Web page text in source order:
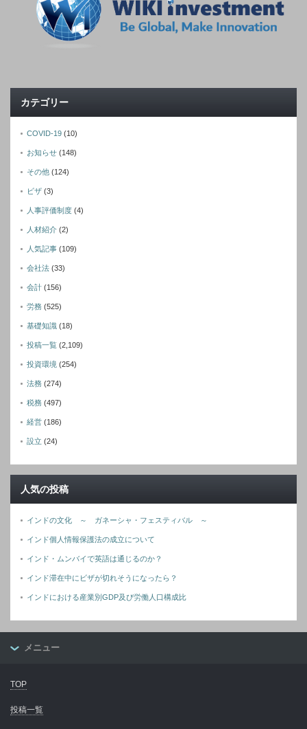
カテゴリー
COVID-19 (10)
お知らせ (148)
その他 (124)
ビザ (3)
人事評価制度 (4)
人材紹介 (2)
人気記事 (109)
会社法 (33)
会計 (156)
労務 (525)
基礎知識 (18)
投稿一覧 (2,109)
投資環境 (254)
法務 (274)
税務 (497)
経営 (186)
設立 (24)
人気の投稿
インドの文化 ～ ガネーシャ・フェスティバル ～
インド個人情報保護法の成立について
インド・ムンバイで英語は通じるのか？
インド滞在中にビザが切れそうになったら？
インドにおける産業別GDP及び労働人口構成比
メニュー
TOP
投稿一覧